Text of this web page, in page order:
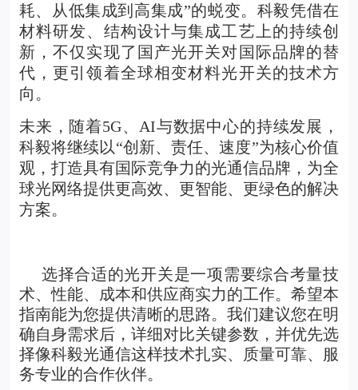
耗、从低集成到高集成”的蜕变。科毅凭借在
材料研发、结构设计与集成工艺上的持续创
新，不仅实现了国产光开关对国际品牌的替
代，更引领着全球相变材料光开关的技术方
向。
未来，随着5G、AI与数据中心的持续发展，
科毅将继续以“创新、责任、速度”为核心价值
观，打造具有国际竞争力的光通信品牌，为全
球光网络提供更高效、更智能、更绿色的解决
方案。
选择合适的光开关是一项需要综合考量技
术、性能、成本和供应商实力的工作。希望本
指南能为您提供清晰的思路。我们建议您在明
确自身需求后，详细对比关键参数，并优先选
择像科毅光通信这样技术扎实、质量可靠、服
务专业的合作伙伴。